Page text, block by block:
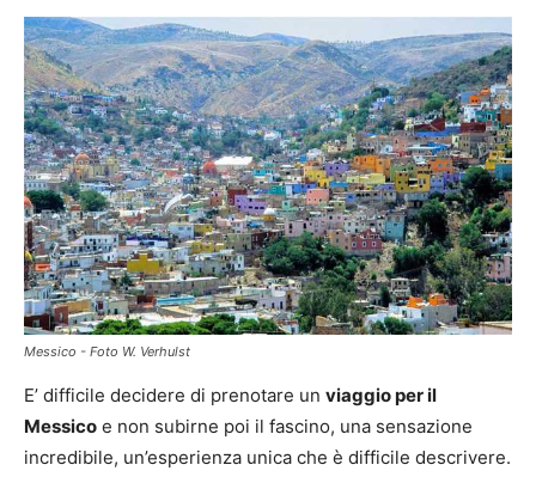
Messico - Foto W. Verhulst
E’ difficile decidere di prenotare un viaggio per il
Messico e non subirne poi il fascino, una sensazione
incredibile, un’esperienza unica che è difficile descrivere.